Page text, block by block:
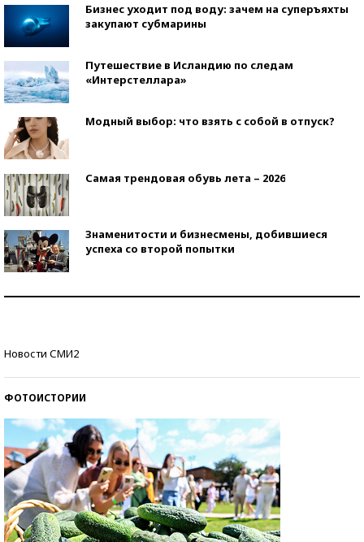
Бизнес уходит под воду: зачем на суперъяхты
закупают субмарины
Путешествие в Исландию по следам
«Интерстеллара»
Модный выбор: что взять с собой в отпуск?
Самая трендовая обувь лета – 2026
Знаменитости и бизнесмены, добившиеся
успеха со второй попытки
Новости СМИ2
ФОТОИСТОРИИ